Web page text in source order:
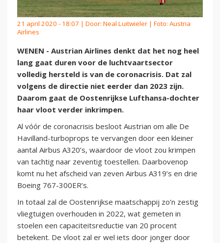
21 april 2020 - 18:07 | Door: Neal Luitwieler | Foto: Austria
Airlines
WENEN - Austrian Airlines denkt dat het nog heel
lang gaat duren voor de luchtvaartsector
volledig hersteld is van de coronacrisis. Dat zal
volgens de directie niet eerder dan 2023 zijn.
Daarom gaat de Oostenrijkse Lufthansa-dochter
haar vloot verder inkrimpen.
Al vóór de coronacrisis besloot Austrian om alle De
Havilland-turboprops te vervangen door een kleiner
aantal Airbus A320’s, waardoor de vloot zou krimpen
van tachtig naar zeventig toestellen. Daarbovenop
komt nu het afscheid van zeven Airbus A319’s en drie
Boeing 767-300ER’s.
In totaal zal de Oostenrijkse maatschappij zo’n zestig
vliegtuigen overhouden in 2022, wat gemeten in
stoelen een capaciteitsreductie van 20 procent
betekent. De vloot zal er wel iets door jonger door